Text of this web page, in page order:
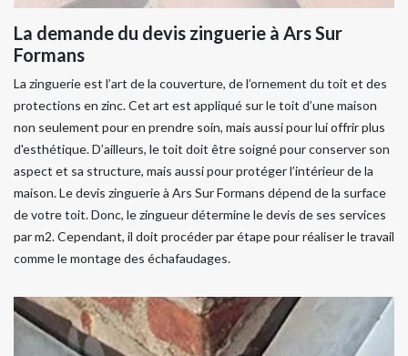
La demande du devis zinguerie à Ars Sur
Formans
La zinguerie est l’art de la couverture, de l’ornement du toit et des
protections en zinc. Cet art est appliqué sur le toit d’une maison
non seulement pour en prendre soin, mais aussi pour lui offrir plus
d'esthétique. D’ailleurs, le toit doit être soigné pour conserver son
aspect et sa structure, mais aussi pour protéger l’intérieur de la
maison. Le devis zinguerie à Ars Sur Formans dépend de la surface
de votre toit. Donc, le zingueur détermine le devis de ses services
par m2. Cependant, il doit procéder par étape pour réaliser le travail
comme le montage des échafaudages.